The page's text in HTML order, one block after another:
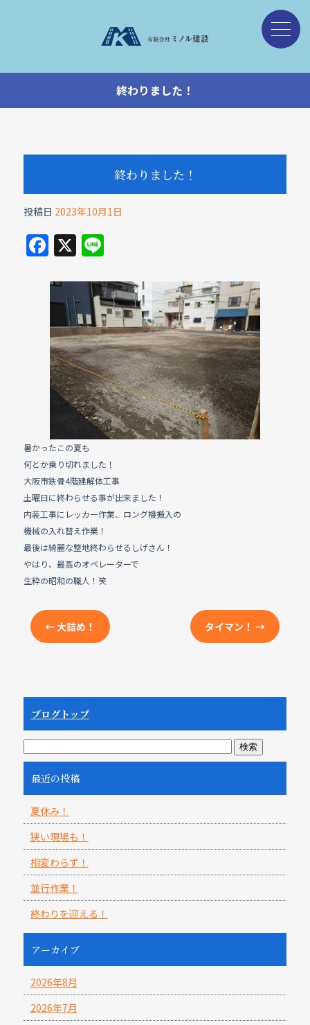
終わりました！
終わりました！
投稿日 2023年10月1日
F
a
c
e
b
o
o
k
X Li
e
暑かったこの夏も
何とか乗り切れました！
大阪市鉄骨4階建解体工事
土曜日に終わらせる事が出来ました！
内装工事にレッカー作業、ロング機搬入の
機械の入れ替え作業！
最後は綺麗な整地終わらせるしげさん！
やはり、最高のオペレーターで
生粋の昭和の職人！笑
←大詰め！ タイマン！→
ブログトップ
最近の投稿
夏休み！
狭い現場も！
相変わらず！
並行作業！
終わりを迎える！
アーカイブ
2026年8月
2026年7月